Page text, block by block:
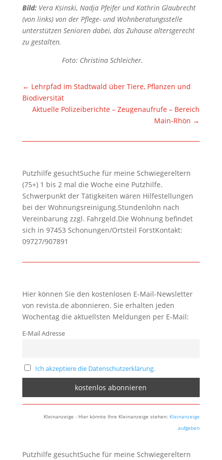
Bild: Vera Ksinski, Nadja Pfeifer und Kathrin Glaubrecht
(von links) von der Pflege- und Wohnberatungsstelle
unterstützen Senioren dabei, das Zuhause altersgerecht
zu gestalten.
Foto: Christina Schleicher.
← Lehrpfad im Stadtwald über Tiere, Pflanzen und
Biodiversität
Aktuelle Polizeiberichte – Zeugenaufrufe – Bereich
Main-Rhön →
Putzhilfe gesuchtSuche für meine Schwiegereltern
(75+) 1 bis 2 mal die Woche eine Putzhilfe.
Schwerpunkt der Tätigkeiten wären Hilfestellungen
bei der Wohnungsreinigung.Stundenlohn nach
Vereinbarung zzgl. Fahrgeld.Die Wohnung befindet
sich in 97453 Schonungen/Ortsteil ForstKontakt:
09727/907891
Hier können Sie den kostenlosen E-Mail-Newsletter
von revista.de abonnieren. Sie erhalten jeden
Wochentag die aktuellsten Meldungen per E-Mail:
E-Mail Adresse
Ich akzeptiere die Datenschutzerklärung.
Kleinanzeige - Hier könnte Ihre Kleinanzeige stehen: Kleinanzeige
aufgeben
Putzhilfe gesuchtSuche für meine Schwiegereltern